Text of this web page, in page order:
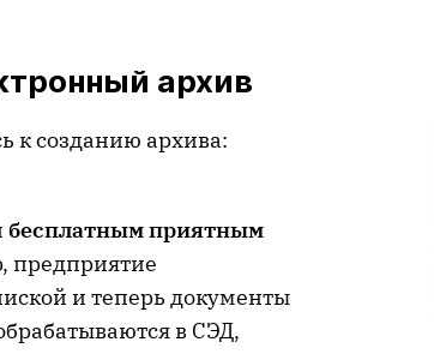
архив
к созданию архива:
бесплатным приятным
предприятие
и теперь документы
в СЭД,